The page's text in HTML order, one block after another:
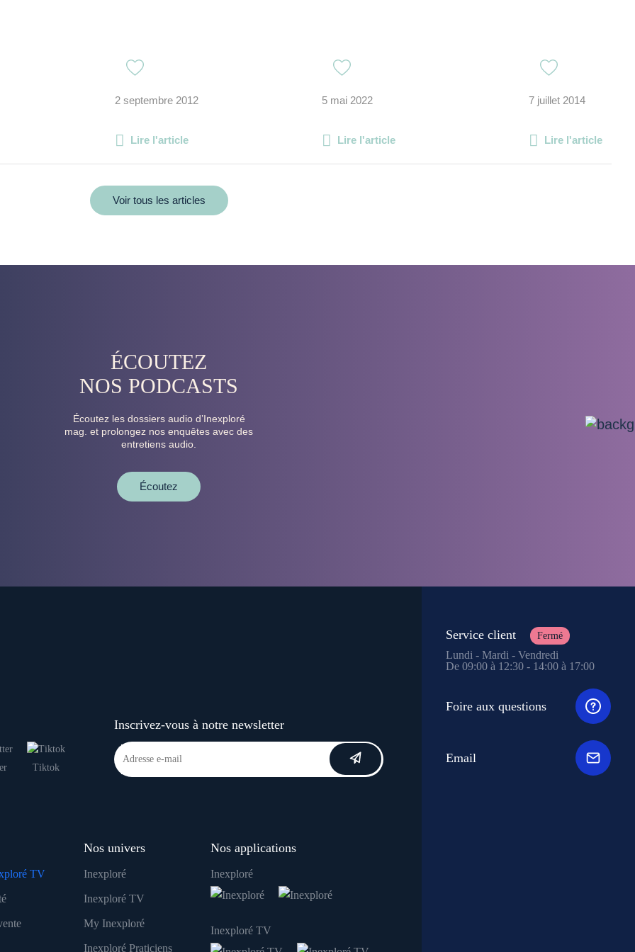
2 septembre 2012
Lire l'article
5 mai 2022
Lire l'article
7 juillet 2014
Lire l'article
Voir tous les articles
ÉCOUTEZ
NOS PODCASTS
Écoutez les dossiers audio d’Inexploré
mag. et prolongez nos enquêtes avec des
entretiens audio.
Écoutez
Tiktok
Inscrivez-vous à notre newsletter
TV
Nos univers
Inexploré
Inexploré TV
My Inexploré
Inexploré Praticiens
Nos applications
Inexploré
Inexploré TV
Service client Fermé
Lundi - Mardi - Vendredi
De 09:00 à 12:30 - 14:00 à 17:00
Foire aux questions
Email